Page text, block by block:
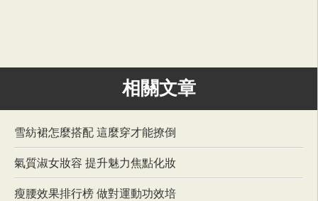
相關文章
雪紡裙怎麼搭配 這麼穿才能撩倒
氣質淑女妝容 提升魅力焦點化妝
瘦腰效果排行榜 做對運動功效培